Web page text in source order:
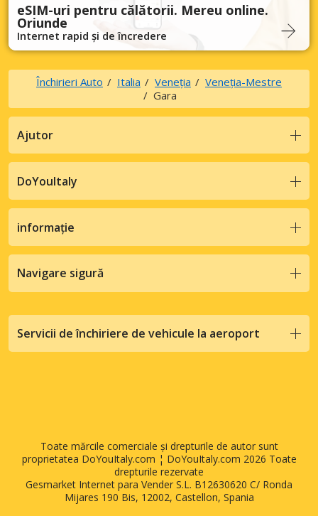
eSIM-uri pentru călătorii. Mereu online.
Oriunde
Internet rapid și de încredere
Închirieri Auto Italia Veneția
Veneția-Mestre
Gara
Ajutor
DoYouItaly
informație
Navigare sigură
Servicii de închiriere de vehicule la aeroport
Toate mărcile comerciale și drepturile de autor sunt
proprietatea DoYouItaly.com ¦ DoYouItaly.com 2026 Toate
drepturile rezervate
Gesmarket Internet para Vender S.L. B12630620 C/ Ronda
Mijares 190 Bis, 12002, Castellon, Spania